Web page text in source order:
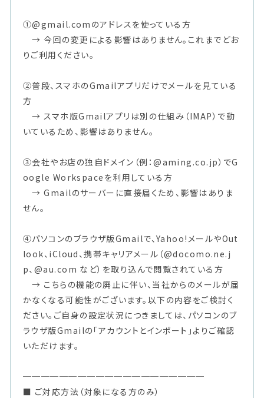
①@gmail.comのアドレスを使っている方
→ 今回の変更による影響はありません。これまでどお
りご利用ください。
②普段、スマホのGmailアプリだけでメールを見ている
方
→ スマホ版Gmailアプリは別の仕組み（IMAP）で動
いているため、影響はありません。
③会社やお店の独自ドメイン（例：@aming.co.jp）でG
oogle Workspaceを利用している方
→ Gmailのサーバーに直接届くため、影響はありま
せん。
④パソコンのブラウザ版Gmailで、Yahoo!メールやOut
look、iCloud、携帯キャリアメール（@docomo.ne.j
p、@au.com など）を取り込んで閲覧されている方
→ こちらの機能の廃止に伴い、当社からのメールが届
かなくなる可能性がございます。以下の内容をご検討く
ださい。ご自身の設定状況につきましては、パソコンのブ
ラウザ版Gmailの「アカウントとインポート」よりご確認
いただけます。
────────────────────
■ ご対応方法（対象になる方のみ）